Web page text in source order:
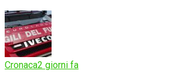
Cronaca2 giorni fa